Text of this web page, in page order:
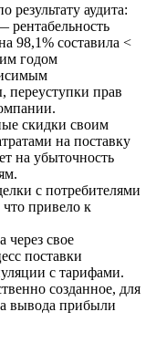
аудита:
рентабельность
98,1% составила <
годом
прав
скидки своим
на поставку
на убыточность
с потребителями
привело к
свое
поставки
с тарифами.
созданное, для
вывода прибыли